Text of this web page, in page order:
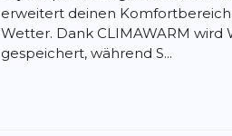
erweitert deinen
Wetter. Dank CLIMAWARM wird
gespeichert, während S...